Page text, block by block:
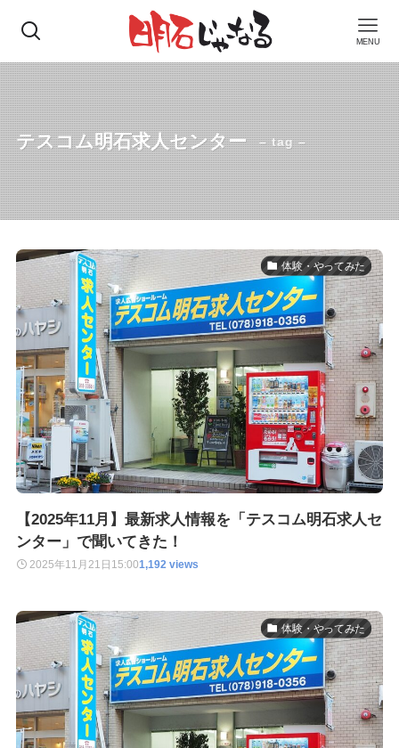
MENU
テスコム明石求人センター – tag –
体験・やってみた
【2025年11月】最新求人情報を「テスコム明石求人セ
ンター」で聞いてきた！
2025年11月21日 15:001,192 views
体験・やってみた